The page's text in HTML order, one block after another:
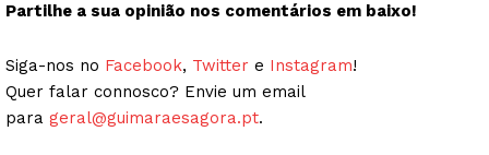
Partilhe a sua opinião nos comentários em baixo!
Siga-nos no Facebook, Twitter e Instagram!
Quer falar connosco? Envie um email
para geral@guimaraesagora.pt.